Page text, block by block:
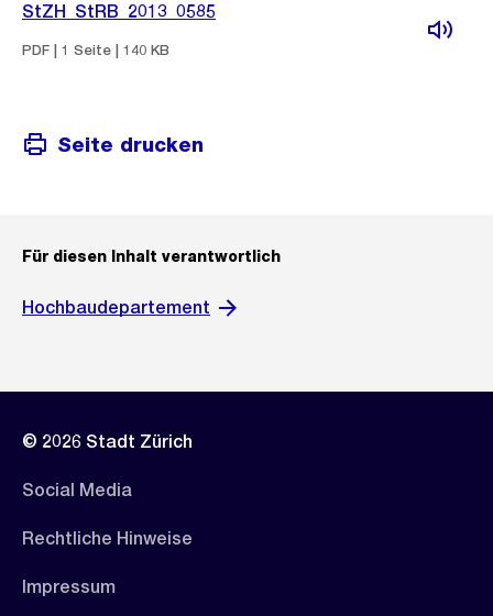
StZH_StRB_2013_0585
PDF | 1 Seite | 140 KB
Seite drucken
Für diesen Inhalt verantwortlich
Hochbaudepartement
© 2026 Stadt Zürich
Social Media
Rechtliche Hinweise
Impressum